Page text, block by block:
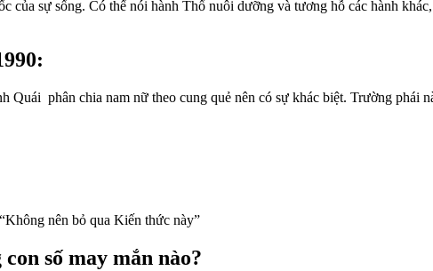
của sự sống. Có thể nói hành Thổ nuôi dưỡng và tương hỗ các hành
Quái phân chia nam nữ theo cung quẻ nên có sự khác biệt. Trường phái
nên bỏ qua Kiến thức này”
số may mắn nào?